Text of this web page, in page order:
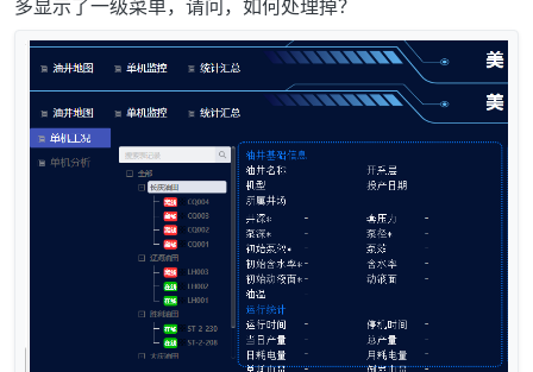
多显示了一级菜单，请问，如何处理掉？